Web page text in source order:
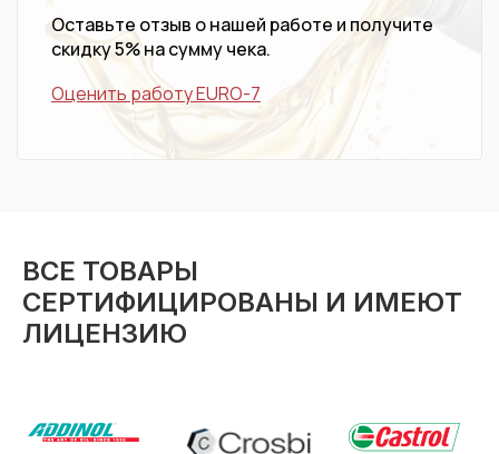
Оставьте отзыв о нашей работе и получите
скидку 5% на сумму чека.
Оценить работу EURO-7
ВСЕ ТОВАРЫ
СЕРТИФИЦИРОВАНЫ И ИМЕЮТ
ЛИЦЕНЗИЮ